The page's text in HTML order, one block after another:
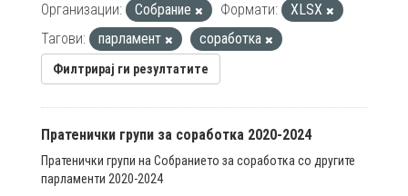
Организации: Собрание Формати:
XLSX
Тагови:
парламент соработка
Филтрирај ги резултатите
Пратенички групи за соработка 2020-2024
Пратенички групи на Собранието за соработка со другите
парламенти 2020-2024